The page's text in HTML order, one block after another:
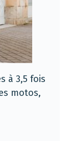
à 3,5 fois
motos,